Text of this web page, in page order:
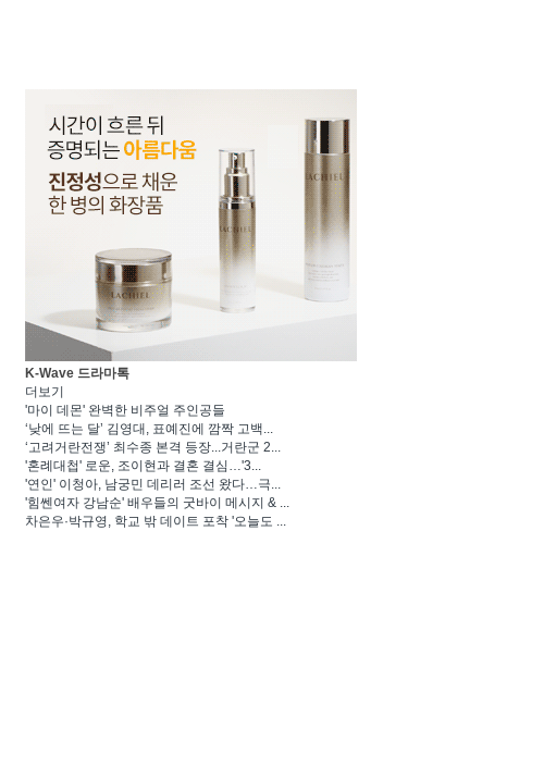
K-Wave 드라마톡
더보기
'마이 데몬' 완벽한 비주얼 주인공들
‘낮에 뜨는 달’ 김영대, 표예진에 깜짝 고백...
‘고려거란전쟁’ 최수종 본격 등장...거란군 2...
'혼례대첩' 로운, 조이현과 결혼 결심…'3...
'연인' 이청아, 남궁민 데리러 조선 왔다…극...
'힘쎈여자 강남순' 배우들의 굿바이 메시지 & ...
차은우·박규영, 학교 밖 데이트 포착 '오늘도 ...